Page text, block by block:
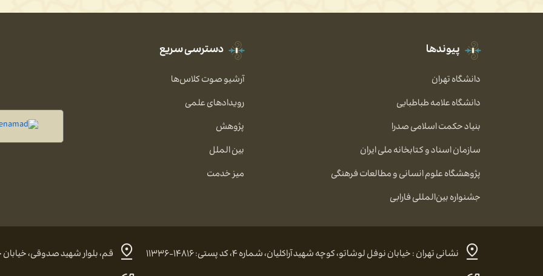
پیوندها
دانشگاه تهران
دانشگاه علامه طباطبایی
بنیاد حکمت اسلامی صدرا
سازمان اسناد و کتابخانه ملی ایران
پژوهشگاه علوم انسانی و مطالعات فرهنگی
جشنواره بین‌المللی فارابی
دسترسی سریع
آرشیو صوت کلاس‌ها
رویدادهای علمی
پژوهش
بین الملل
میز خدمت
نشانی تهران : خیابان نوفل لوشاتو، کوچه شهید آراکلیان، شماره ۴، کد پستی: ۱۴۸۱۶-۱۱۳۳۶ قم، بلوار شهید صدوقی، خیابان